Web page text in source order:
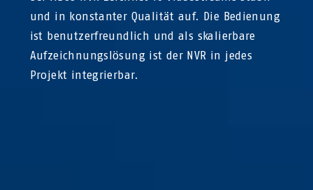
und in konstanter Qualität auf. Die Bedienung
ist benutzerfreundlich und als skalierbare
Aufzeichnungslösung ist der NVR in jedes
Projekt integrierbar.